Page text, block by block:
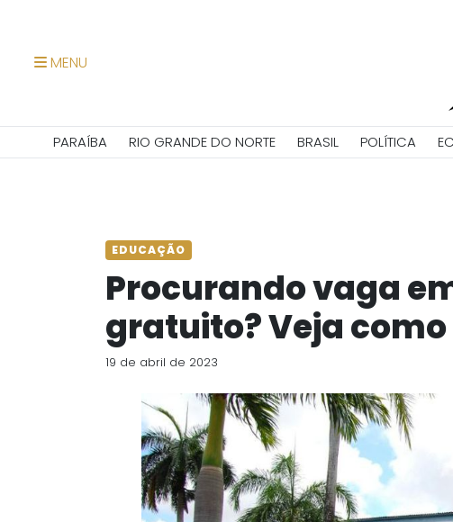
MENU
PARAÍBA RIO GRANDE DO NORTE BRASIL POLÍTICA
EDUCAÇÃO
Procurando vaga
gratuito? Veja como
19 de abril de 2023